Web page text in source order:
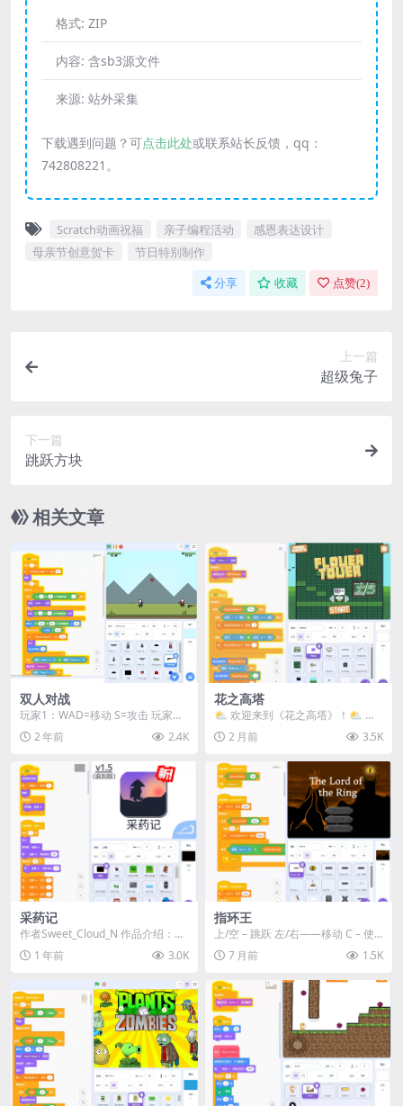
格式: ZIP
内容: 含sb3源文件
来源: 站外采集
下载遇到问题？可点击此处或联系站长反馈，qq：
742808221。
Scratch动画祝福 亲子编程活动
感恩表达设计
母亲节创意贺卡
节日特别制作
分享 收藏 点赞(2)
上一篇
超级兔子
下一篇
跳跃方块
相关文章
双人对战
玩家1：WAD=移动 S=攻击 玩家
2：↑←→=移动 ↓=攻击 游戏开始
输入：1...
2 年前 2.4K
花之高塔
⛅️ 欢迎来到《花之高塔》！⛅️ 扮
演强大的植物角色，击败凶猛的敌
人，在这款自然...
2 月前 3.5K
采药记
作者Sweet_Cloud_N 作品介绍：
《采药记》是一款开放世界探险游
戏，玩...
1 年前 3.0K
指环王
上/空 – 跳跃 左/右——移动 C – 使
用剑 X &...
7 月前 1.5K